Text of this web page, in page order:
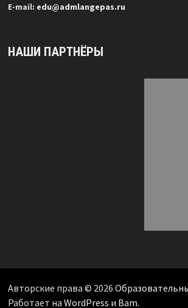
Е-mail: edu@admlangepas.ru
НАШИ ПАРТНЁРЫ
Авторские права © 2026
Работает на WordPress и Bam.